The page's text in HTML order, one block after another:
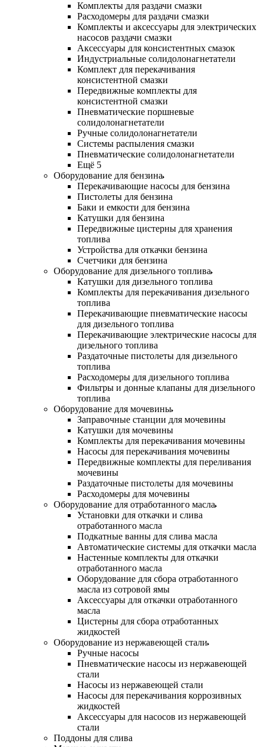
Комплекты для раздачи смазки
Расходомеры для раздачи смазки
Комплекты и аксессуары для электрических
насосов раздачи смазки
Аксессуары для консистентных смазок
Индустриальные солидолонагнетатели
Комплект для перекачивания
консистентной смазки
Передвижные комплекты для
консистентной смазки
Пневматические поршневые
солидолонагнетатели
Ручные солидолонагнетатели
Системы распыления смазки
Пневматические солидолонагнетатели
Ещё 5
Оборудование для бензина
Перекачивающие насосы для бензина
Пистолеты для бензина
Баки и емкости для бензина
Катушки для бензина
Передвижные цистерны для хранения
топлива
Устройства для откачки бензина
Счетчики для бензина
Оборудование для дизельного топлива
Катушки для дизельного топлива
Комплекты для перекачивания дизельного
топлива
Перекачивающие пневматические насосы
для дизельного топлива
Перекачивающие электрические насосы для
дизельного топлива
Раздаточные пистолеты для дизельного
топлива
Расходомеры для дизельного топлива
Фильтры и донные клапаны для дизельного
топлива
Оборудование для мочевины
Заправочные станции для мочевины
Катушки для мочевины
Комплекты для перекачивания мочевины
Насосы для перекачивания мочевины
Передвижные комплекты для переливания
мочевины
Раздаточные пистолеты для мочевины
Расходомеры для мочевины
Оборудование для отработанного масла
Установки для откачки и слива
отработанного масла
Подкатные ванны для слива масла
Автоматические системы для откачки масла
Настенные комплекты для откачки
отработанного масла
Оборудование для сбора отработанного
масла из сотровой ямы
Аксессуары для откачки отработанного
масла
Цистерны для сбора отработанных
жидкостей
Оборудование из нержавеющей стали
Ручные насосы
Пневматические насосы из нержавеющей
стали
Насосы из нержавеющей стали
Насосы для перекачивания коррозивных
жидкостей
Аксессуары для насосов из нержавеющей
стали
Поддоны для слива